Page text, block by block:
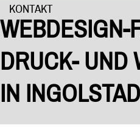
KONTAKT
WEBDESIGN-
DRUCK- UND
IN